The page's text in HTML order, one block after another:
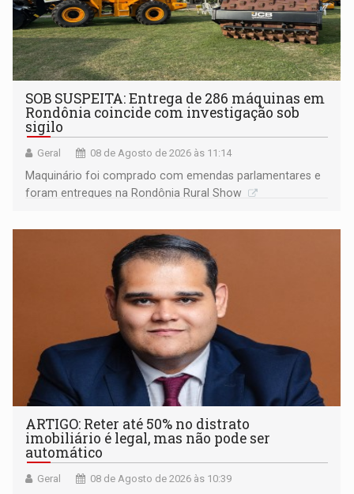
SOB SUSPEITA: Entrega de 286 máquinas em
Rondônia coincide com investigação sob
sigilo
Geral 08 de Agosto de 2026 às 11:14
Maquinário foi comprado com emendas parlamentares e
foram entregues na Rondônia Rural Show
ARTIGO: Reter até 50% no distrato
imobiliário é legal, mas não pode ser
automático
Geral 08 de Agosto de 2026 às 10:39